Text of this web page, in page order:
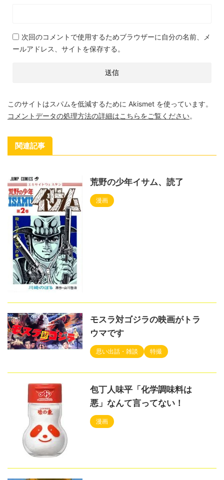
次回のコメントで使用するためブラウザーに自分の名前、メ
ールアドレス、サイトを保存する。
このサイトはスパムを低減するために Akismet を使っています。
コメントデータの処理方法の詳細はこちらをご覧ください。
関連記事
荒野の少年イサム、読了
漫画
モスラ対ゴジラの映画がトラ
ウマです
思い出話・雑談 特撮
包丁人味平「化学調味料は
悪」なんて言ってない！
漫画